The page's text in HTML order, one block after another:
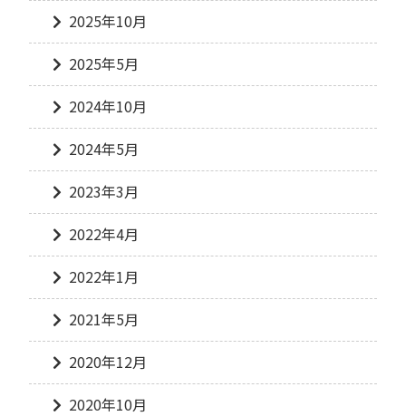
2025年10月
2025年5月
2024年10月
2024年5月
2023年3月
2022年4月
2022年1月
2021年5月
2020年12月
2020年10月